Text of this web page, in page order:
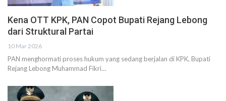
Kena OTT KPK, PAN Copot Bupati Rejang Lebong
dari Struktural Partai
10 Mar 2026
PAN menghormati proses hukum yang sedang berjalan di KPK, Bupati
Rejang Lebong Muhammad Fikri…